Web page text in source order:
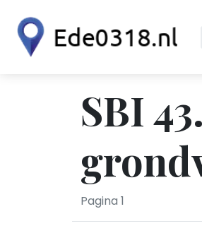
SBI
Pagina 1